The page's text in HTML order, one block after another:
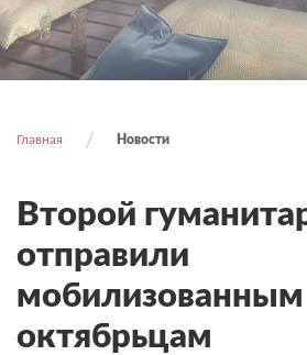
Главная Новости
Второй
отправили
мобилизованным
октябрьцам